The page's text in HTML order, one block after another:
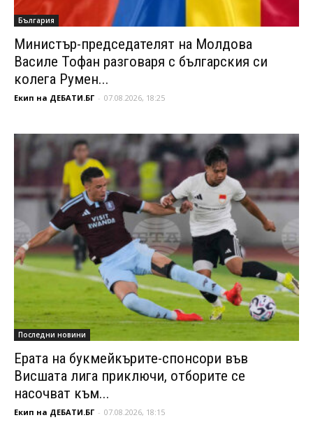
България
Министър-председателят на Молдова
Василе Тофан разговаря с българския си
колега Румен...
Екип на ДЕБАТИ.БГ - 07.08.2026, 18:25
Последни новини
Ерата на букмейкърите-спонсори във
Висшата лига приключи, отборите се
насочват към...
Екип на ДЕБАТИ.БГ - 07.08.2026, 18:15